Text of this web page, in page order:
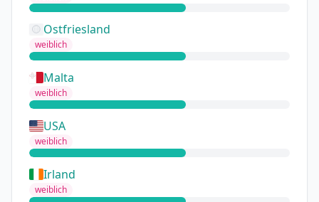
Ostfriesland
weiblich
Malta
weiblich
USA
weiblich
Irland
weiblich